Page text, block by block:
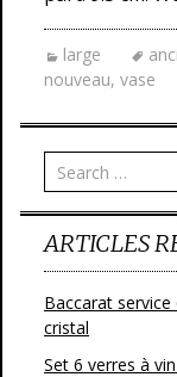
large
nouveau, vase
ARTICLES
Baccarat
cristal
Set 6 verres à